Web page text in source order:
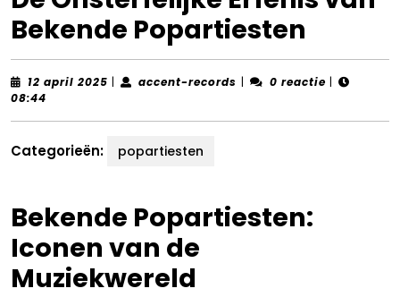
Bekende Popartiesten
12 april 2025 12| accent-records accent-
| 0 reactie |
08:44
Categorieën: popartiesten
Bekende Popartiesten:
Iconen van de
Muziekwereld